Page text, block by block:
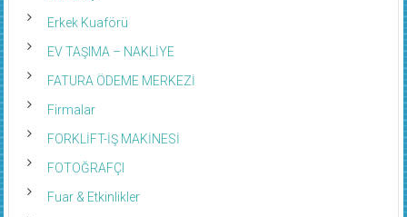
Erkek Kuaförü
EV TAŞIMA – NAKLİYE
FATURA ÖDEME MERKEZİ
Firmalar
FORKLİFT-İŞ MAKİNESİ
FOTOĞRAFÇI
Fuar & Etkinlikler